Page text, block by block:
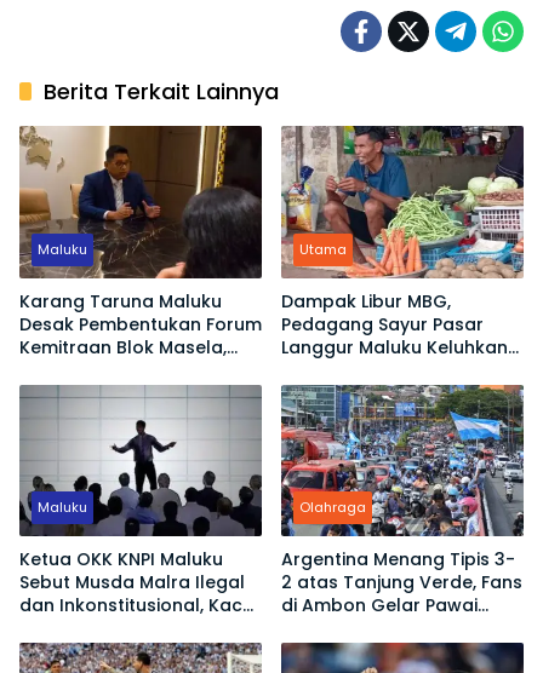
Berita Terkait Lainnya
Maluku
Karang Taruna Maluku
Desak Pembentukan Forum
Kemitraan Blok Masela,
Sekadar Jadi Penonton
Utama
Dampak Libur MBG,
Pedagang Sayur Pasar
Langgur Maluku Keluhkan
Maluku
Ketua OKK KNPI Maluku
Sebut Musda Malra Ilegal
dan Inkonstitusional, Kace
Ketua
Olahraga
Argentina Menang Tipis 3-
2 atas Tanjung Verde, Fans
di Ambon Gelar Pawai